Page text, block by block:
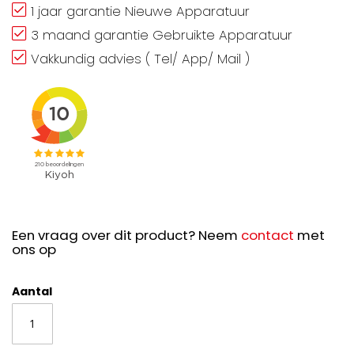
1 jaar garantie Nieuwe Apparatuur
3 maand garantie Gebruikte Apparatuur
Vakkundig advies ( Tel/ App/ Mail )
Een vraag over dit product? Neem contact met
ons op
Aantal